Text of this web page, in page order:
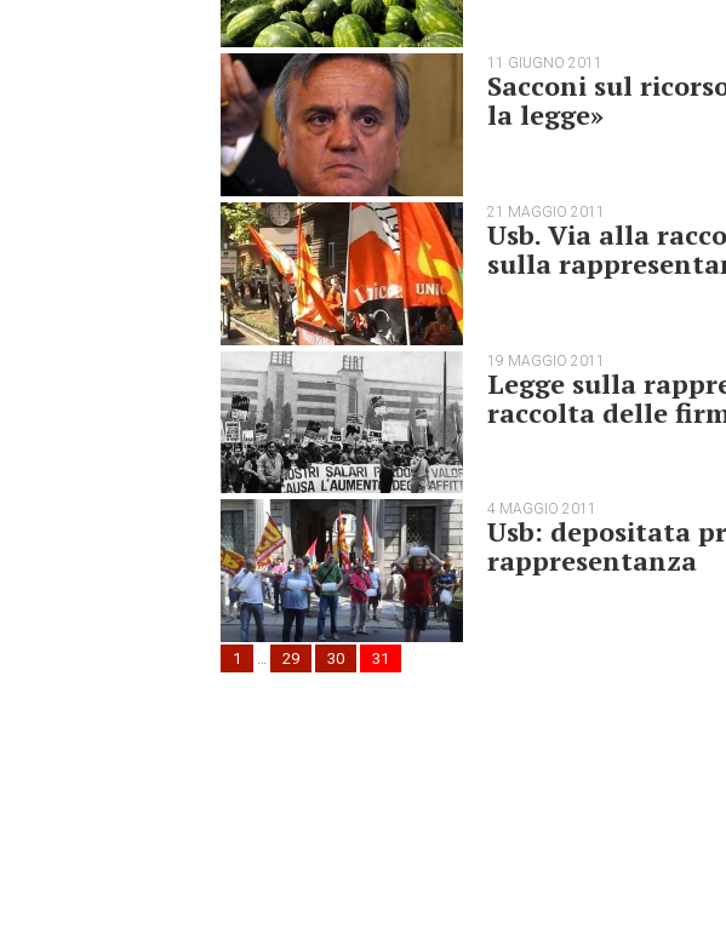
11 GIUGNO 2011
Sacconi sul
la legge»
21 MAGGIO 2011
Usb. Via alla
sulla
19 MAGGIO 2011
Legge sulla
raccolta delle
4 MAGGIO 2011
Usb: depositata
rappresentanza
1 29 30 31